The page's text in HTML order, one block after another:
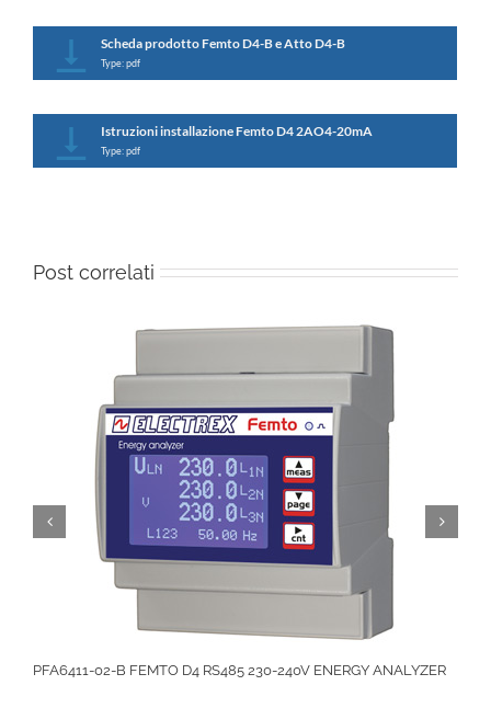
Scheda prodotto Femto D4-B e Atto D4-B
Type: pdf
Istruzioni installazione Femto D4 2AO4-20mA
Type: pdf
Post correlati
PFA6411-02-B FEMTO D4 RS485 230-240V ENERGY ANALYZER